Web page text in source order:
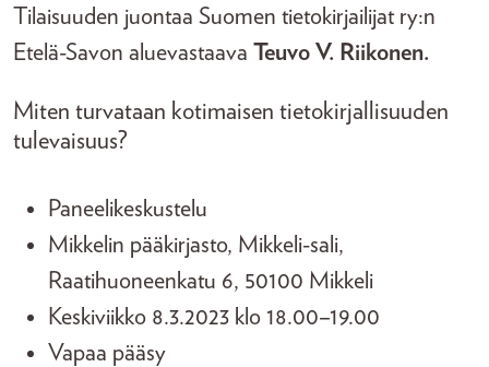
Tilaisuuden juontaa Suomen tietokirjailijat ry:n
Etelä-Savon aluevastaava Teuvo V. Riikonen.
Miten turvataan kotimaisen tietokirjallisuuden
tulevaisuus?
Paneelikeskustelu
Mikkelin pääkirjasto, Mikkeli-sali,
Raatihuoneenkatu 6, 50100 Mikkeli
Keskiviikko 8.3.2023 klo 18.00–19.00
Vapaa pääsy